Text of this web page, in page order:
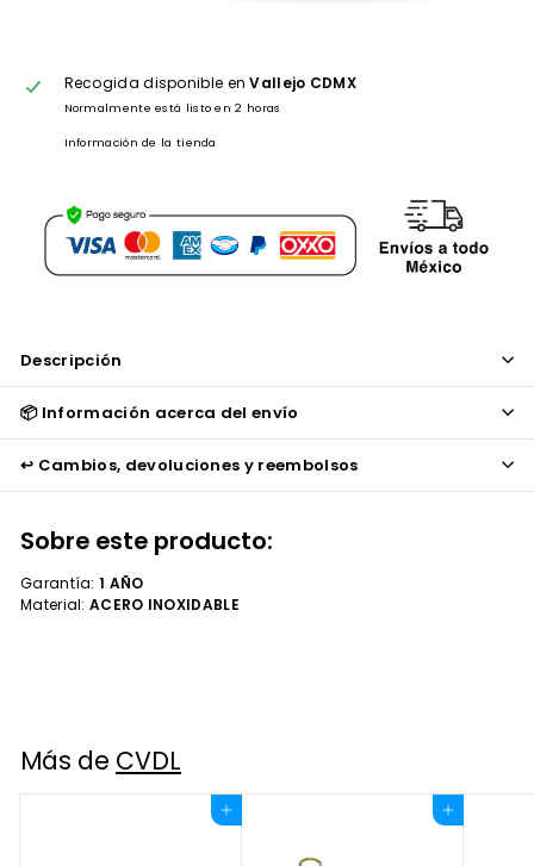
Recogida disponible enVallejo CDMX
Normalmente está listo en 2 horas
Información de la tienda
Descripción
📦 Información acerca del envío
↩️ Cambios, devoluciones y reembolsos
Sobre este producto:
Garantía: 1 AÑO
Material: ACERO INOXIDABLE
Más de CVDL
Agregar al carrito Agregar al carrito